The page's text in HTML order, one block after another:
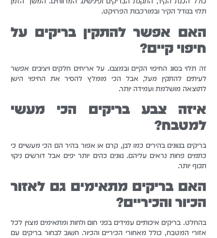
תלוי בגודל הקיר ובמורכבות הפרויקט.
האם אפשר להתקין בריקים על
חיפוי קיים?
זה תלוי בסוג החיפוי הקיים ובמצבו. על אריחים חלקים ויציבים אפשר
לעיתים להתקין מעל, אבל הכי מומלץ להסיר את החיפוי הישן
לתוצאה מושלמת ועמידה יותר.
איזה צבע בריקים הכי מעשי
למטבח?
בריקים בגוונים בהירים כמו לבן, קרם או אפור בהיר הם הכי מעשיים כי
כתמים פחות נראים עליהם. גוונים כהים יותר יפים אבל דורשים ניקוי
תכוף יותר.
האם בריקים מתאימים גם לאזור
הכיור והכיריים?
בהחלט. בריקים איכותיים עמידים בפני חום ולחות ומתאימים מצוין לכל
אזורי המטבח, כולל מאחורי הכיריים והכיור. חשוב לבחור בריקים עם